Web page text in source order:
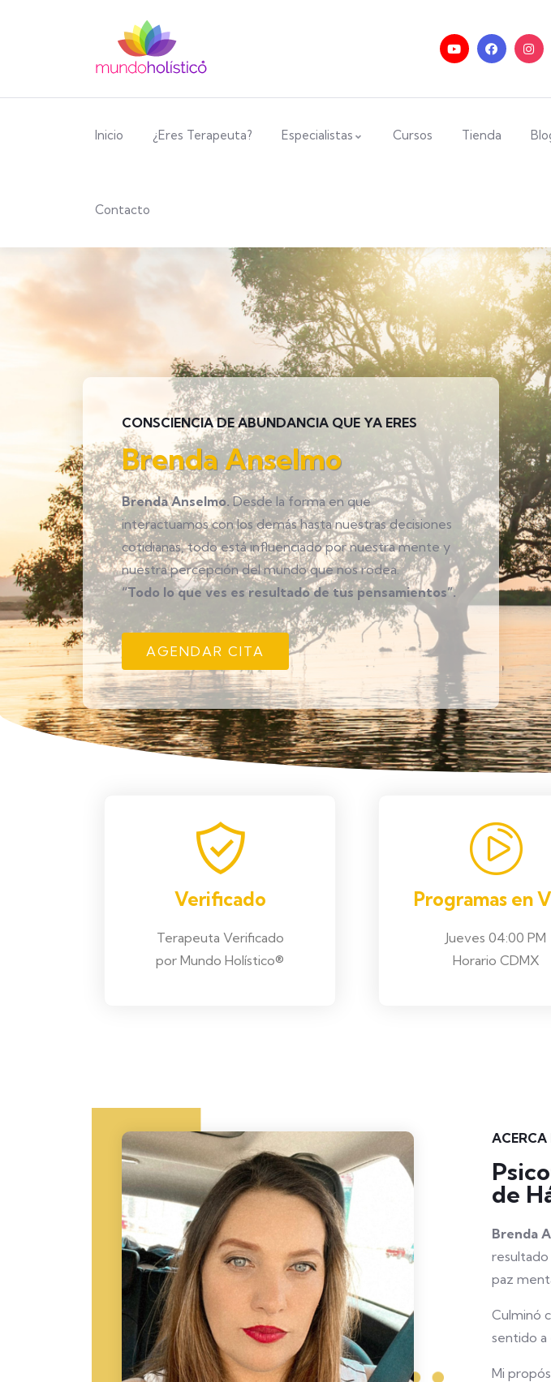
Inicio ¿Eres Terapeuta? Especialistas Cursos Tienda
Contacto
CONSCIENCIA DE ABUNDANCIA QUE YA ERES
Brenda Anselmo
Brenda Anselmo.Desde la forma en que
interactuamos con los demás hasta nuestras decisiones
cotidianas, todo está influenciado por nuestra mente y
nuestra percepción del mundo que nos rodea.
“Todo lo que ves es resultado de tus pensamientos”.
AGENDAR CITA
Verificado
Terapeuta Verificado
por Mundo Holístico®
Programas en
Jueves 04:00 PM
Horario CDMX
ACERCA
de
Brenda
paz
Culminó
sentido
Mi